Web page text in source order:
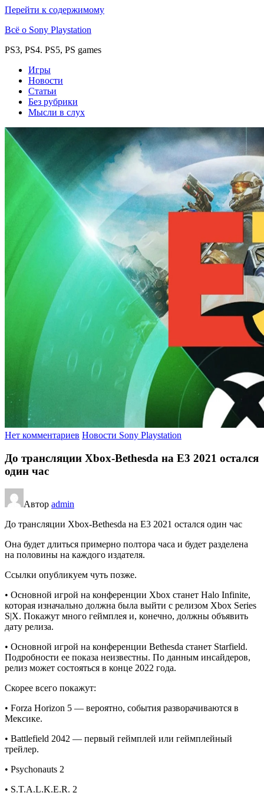
Перейти к содержимому
Всё о Sony Playstation
PS3, PS4. PS5, PS games
Игры
Новости
Статьи
Без рубрики
Мысли в слух
Нет комментариев Новости Sony Playstation
До трансляции Xbox-Bethesda на E3 2021 остался
один час
Автор admin
До трансляции Xbox-Bethesda на E3 2021 остался один час
Она будет длиться примерно полтора часа и будет разделена
на половины на каждого издателя.
Ссылки опубликуем чуть позже.
• Основной игрой на конференции Xbox станет Halo Infinite,
которая изначально должна была выйти с релизом Xbox Series
S|X. Покажут много геймплея и, конечно, должны объявить
дату релиза.
• Основной игрой на конференции Bethesda станет Starfield.
Подробности ее показа неизвестны. По данным инсайдеров,
релиз может состояться в конце 2022 года.
Скорее всего покажут:
• Forza Horizon 5 — вероятно, события разворачиваются в
Мексике.
• Battlefield 2042 — первый геймплей или геймплейный
трейлер.
• Psychonauts 2
• S.T.A.L.K.E.R. 2